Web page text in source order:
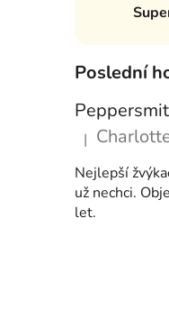
Poslední
Hodnocení
|
Nejlepší
už nechci.
let.